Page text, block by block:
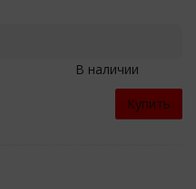
В наличии
Купить